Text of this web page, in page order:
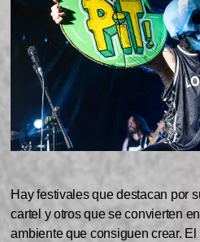
Hay festivales que destacan por
cartel y otros que se convierten
ambiente que consiguen crear.